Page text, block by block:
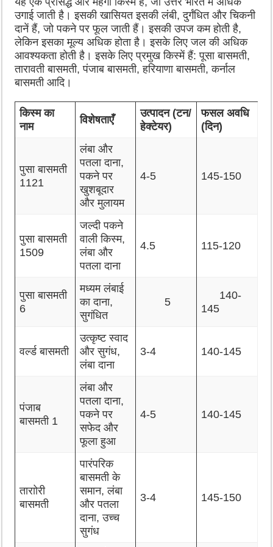
उगाई जाती है। इसकी खासियत इसकी लंबी, दुर्गंधित और चिकनी
दानें हैं, जो पकने पर फूल जाती हैं। इसकी उपज कम होती है,
लेकिन इसका मूल्य अधिक होता है। इसके लिए जल की अधिक
आवश्यकता होती है। इसके लिए प्रमुख किस्में हैं: पूसा बासमती,
तारावती बासमती, पंजाब बासमती, हरियाणा बासमती, कर्नाल
बासमती आदि।
किस्म का
नाम
विशेषताएँ
उत्पादन (टन/
हेक्टेयर)
फसल अवधि
(दिन)
पुसा बासमती
1121
लंबा और
पतला दाना,
पकने पर
खुशबूदार
और मुलायम
4-5 145-150
पुसा बासमती
1509
जल्दी पकने
वाली किस्म,
लंबा और
पतला दाना
4.5 115-120
पुसा बासमती
6
मध्यम लंबाई
का दाना,
सुगंधित
5
140-
145
वर्ल्ड बासमती
उत्कृष्ट स्वाद
और सुगंध,
लंबा दाना
3-4 140-145
पंजाब
बासमती 1
लंबा और
पतला दाना,
पकने पर
सफेद और
फूला हुआ
4-5 140-145
ताराोरी
बासमती
पारंपरिक
बासमती के
समान, लंबा
और पतला
दाना, उच्च
सुगंध
3-4 145-150